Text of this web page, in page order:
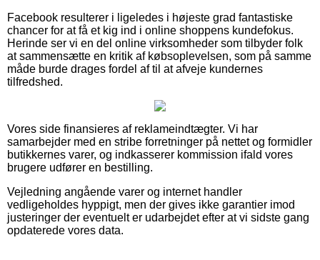
Facebook resulterer i ligeledes i højeste grad fantastiske
chancer for at få et kig ind i online shoppens kundefokus.
Herinde ser vi en del online virksomheder som tilbyder folk
at sammensætte en kritik af købsoplevelsen, som på samme
måde burde drages fordel af til at afveje kundernes
tilfredshed.
Vores side finansieres af reklameindtægter. Vi har
samarbejder med en stribe forretninger på nettet og formidler
butikkernes varer, og indkasserer kommission ifald vores
brugere udfører en bestilling.
Vejledning angående varer og internet handler
vedligeholdes hyppigt, men der gives ikke garantier imod
justeringer der eventuelt er udarbejdet efter at vi sidste gang
opdaterede vores data.